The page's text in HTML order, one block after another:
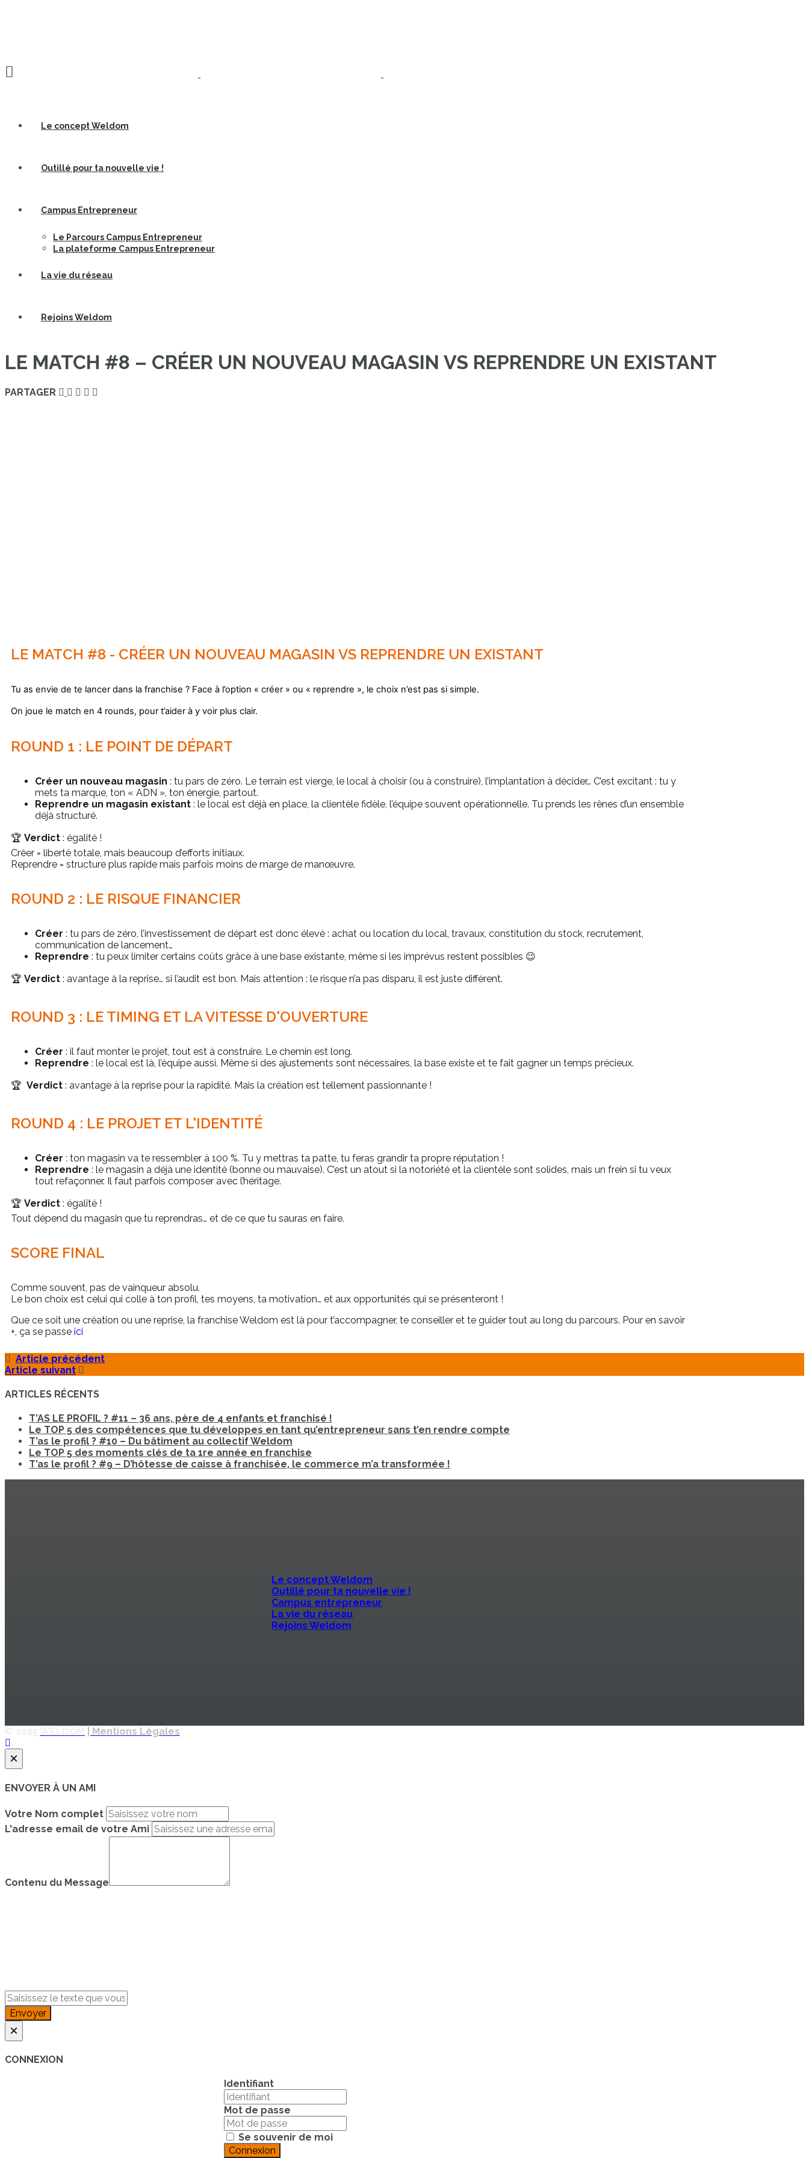
Le concept Weldom
Outillé pour ta nouvelle vie !
Campus Entrepreneur
Le Parcours Campus Entrepreneur
La plateforme Campus Entrepreneur
La vie du réseau
Rejoins Weldom
LE MATCH #8 – CRÉER UN NOUVEAU MAGASIN VS REPRENDRE UN EXISTANT
PARTAGER
LE MATCH #8 - CRÉER UN NOUVEAU MAGASIN VS REPRENDRE UN EXISTANT
Tu as envie de te lancer dans la franchise ? Face à l’option « créer » ou « reprendre », le choix n’est pas si simple.
On joue le match en 4 rounds, pour t’aider à y voir plus clair.
ROUND 1 : LE POINT DE DÉPART
Créer un nouveau magasin : tu pars de zéro. Le terrain est vierge, le local à choisir (ou à construire), l’implantation à décider… C’est excitant : tu y
mets ta marque, ton « ADN », ton énergie, partout.
Reprendre un magasin existant : le local est déjà en place, la clientèle fidèle, l’équipe souvent opérationnelle. Tu prends les rênes d’un ensemble
déjà structuré.
🏆 Verdict : égalité !
Créer = liberté totale, mais beaucoup d’efforts initiaux.
Reprendre = structure plus rapide mais parfois moins de marge de manœuvre.
ROUND 2 : LE RISQUE FINANCIER
Créer : tu pars de zéro, l’investissement de départ est donc élevé : achat ou location du local, travaux, constitution du stock, recrutement,
communication de lancement…
Reprendre : tu peux limiter certains coûts grâce à une base existante, même si les imprévus restent possibles 😉
🏆 Verdict : avantage à la reprise… si l’audit est bon. Mais attention : le risque n’a pas disparu, il est juste différent.
ROUND 3 : LE TIMING ET LA VITESSE D'OUVERTURE
Créer : il faut monter le projet, tout est à construire. Le chemin est long.
Reprendre : le local est là, l’équipe aussi. Même si des ajustements sont nécessaires, la base existe et te fait gagner un temps précieux.
🏆 Verdict : avantage à la reprise pour la rapidité. Mais la création est tellement passionnante !
ROUND 4 : LE PROJET ET L'IDENTITÉ
Créer : ton magasin va te ressembler à 100 %. Tu y mettras ta patte, tu feras grandir ta propre réputation !
Reprendre : le magasin a déjà une identité (bonne ou mauvaise). C’est un atout si la notoriété et la clientèle sont solides, mais un frein si tu veux
tout refaçonner. Il faut parfois composer avec l’héritage.
🏆 Verdict : égalité !
Tout dépend du magasin que tu reprendras… et de ce que tu sauras en faire.
SCORE FINAL
Comme souvent, pas de vainqueur absolu.
Le bon choix est celui qui colle à ton profil, tes moyens, ta motivation… et aux opportunités qui se présenteront !
Que ce soit une création ou une reprise, la franchise Weldom est là pour t’accompagner, te conseiller et te guider tout au long du parcours. Pour en savoir
+, ça se passe ici
Article précédent
Article suivant
ARTICLES RÉCENTS
T’AS LE PROFIL ? #11 – 36 ans, père de 4 enfants et franchisé !
Le TOP 5 des compétences que tu développes en tant qu’entrepreneur sans t’en rendre compte
T’as le profil ? #10 – Du bâtiment au collectif Weldom
Le TOP 5 des moments clés de ta 1re année en franchise
T’as le profil ? #9 – D’hôtesse de caisse à franchisée, le commerce m’a transformée !
Le concept Weldom
Outillé pour ta nouvelle vie !
Campus entrepreneur
La vie du réseau
Rejoins Weldom
| Mentions Légales
×
ENVOYER À UN AMI
Votre Nom complet
L'adresse email de votre Ami
Contenu du Message
Envoyer
×
CONNEXION
Identifiant
Mot de passe
Se souvenir de moi
Connexion